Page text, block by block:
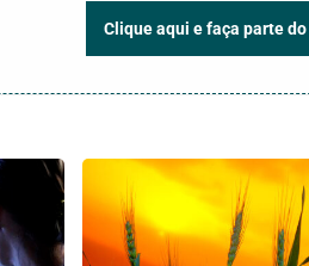
Clique aqui e faça parte